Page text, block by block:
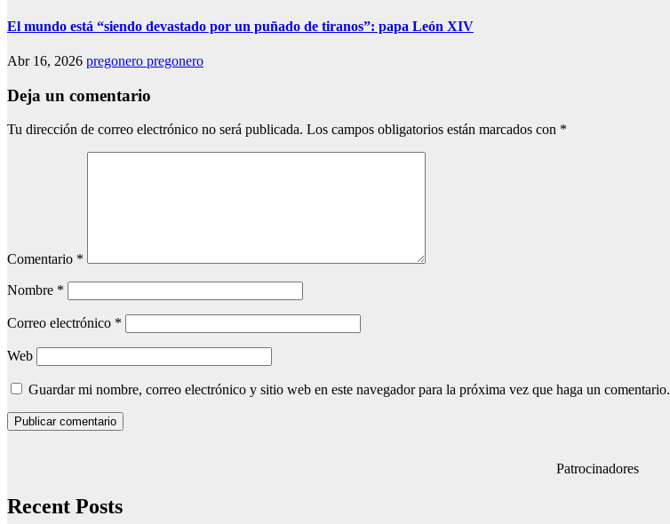
El mundo está “siendo devastado por un puñado de tiranos”: papa León XIV
Abr 16, 2026 pregonero pregonero
Deja un comentario
Tu dirección de correo electrónico no será publicada. Los campos obligatorios están marcados con *
Comentario *
Nombre *
Correo electrónico *
Web
Guardar mi nombre, correo electrónico y sitio web en este navegador para la próxima vez que haga un comentario.
Patrocinadores
Recent Posts